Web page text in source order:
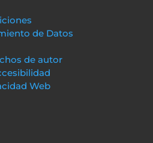
de Datos
de autor
Web